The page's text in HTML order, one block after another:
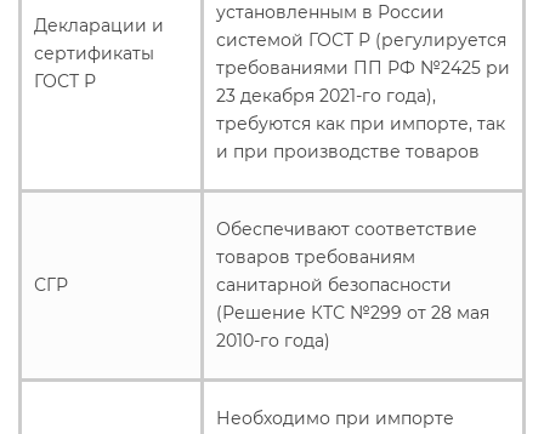
Декларации и
сертификаты
ГОСТ Р
установленным в России
системой ГОСТ Р (регулируется
требованиями ПП РФ №2425 ри
23 декабря 2021-го года),
требуются как при импорте, так
и при производстве товаров
СГР
Обеспечивают соответствие
товаров требованиям
санитарной безопасности
(Решение КТС №299 от 28 мая
2010-го года)
Необходимо при импорте